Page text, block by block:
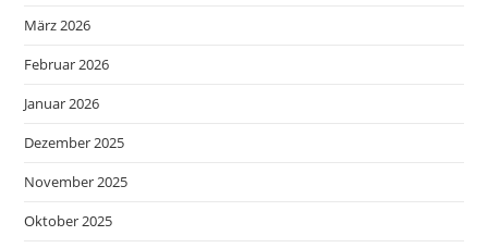
März 2026
Februar 2026
Januar 2026
Dezember 2025
November 2025
Oktober 2025